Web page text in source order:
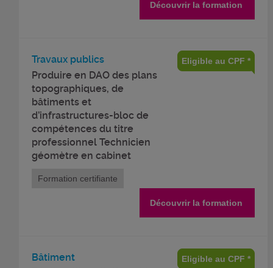
Découvrir la formation
Travaux publics
Produire en DAO des plans
topographiques, de
bâtiments et
d’infrastructures-bloc de
compétences du titre
professionnel Technicien
géomètre en cabinet
Eligible au CPF *
Formation certifiante
Découvrir la formation
Bâtiment
Eligible au CPF *